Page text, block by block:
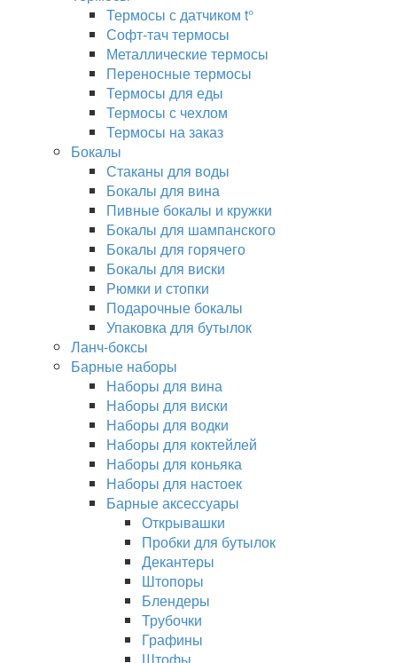
Термосы с датчиком t°
Софт-тач термосы
Металлические термосы
Переносные термосы
Термосы для еды
Термосы с чехлом
Термосы на заказ
Бокалы
Стаканы для воды
Бокалы для вина
Пивные бокалы и кружки
Бокалы для шампанского
Бокалы для горячего
Бокалы для виски
Рюмки и стопки
Подарочные бокалы
Упаковка для бутылок
Ланч-боксы
Барные наборы
Наборы для вина
Наборы для виски
Наборы для водки
Наборы для коктейлей
Наборы для коньяка
Наборы для настоек
Барные аксессуары
Открывашки
Пробки для бутылок
Декантеры
Штопоры
Блендеры
Трубочки
Графины